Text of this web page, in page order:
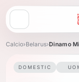
Apri menu
Calcio›Belarus›Dinamo
DOMESTIC